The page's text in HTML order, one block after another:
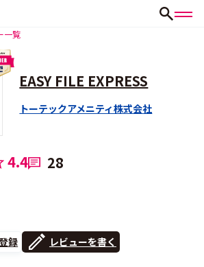
一覧
EASY FILE EXPRESS
トーテックアメニティ株式会社
4.4 28
録 レビューを書く